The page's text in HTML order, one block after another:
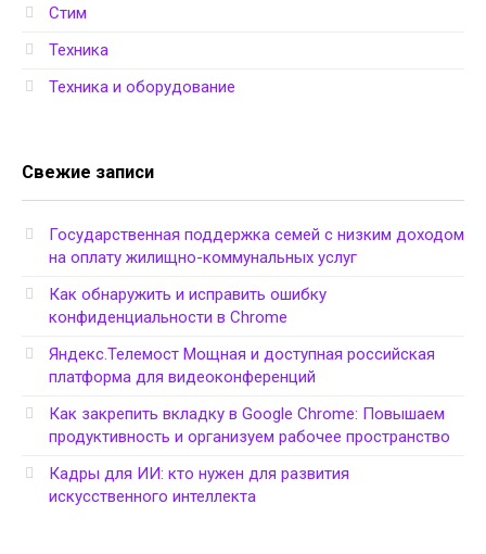
Стим
Техника
Техника и оборудование
Свежие записи
Государственная поддержка семей с низким доходом
на оплату жилищно-коммунальных услуг
Как обнаружить и исправить ошибку
конфиденциальности в Chrome
Яндекс.Телемост Мощная и доступная российская
платформа для видеоконференций
Как закрепить вкладку в Google Chrome: Повышаем
продуктивность и организуем рабочее пространство
Кадры для ИИ: кто нужен для развития
искусственного интеллекта